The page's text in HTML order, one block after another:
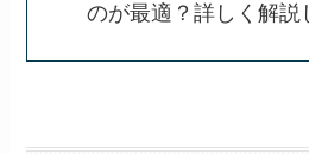
のが最適？詳しく解説